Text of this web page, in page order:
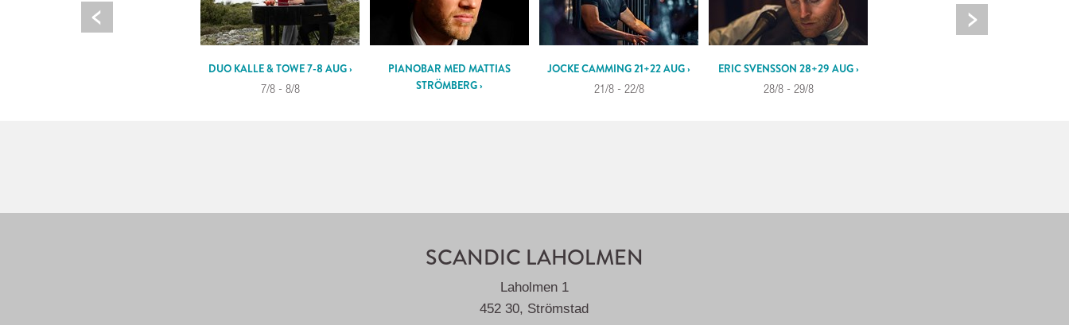
DUO KALLE & TOWE 7-8 AUG ›
7/8 - 8/8
PIANOBAR MED MATTIAS
STRÖMBERG ›
JOCKE CAMMING 21+22 AUG ›
21/8 - 22/8
ERIC SVENSSON 28+29 AUG ›
28/8 - 29/8
SCANDIC LAHOLMEN
Laholmen 1
452 30, Strömstad